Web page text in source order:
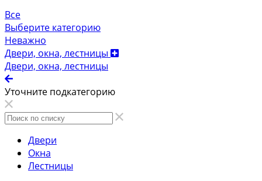
Все
Выберите категорию
Неважно
Двери, окна, лестницы
Двери, окна, лестницы
Уточните подкатегорию
Двери
Окна
Лестницы